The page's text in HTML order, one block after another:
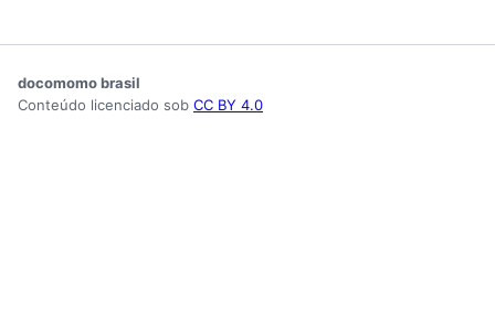
docomomo brasil
Conteúdo licenciado sob CC BY 4.0